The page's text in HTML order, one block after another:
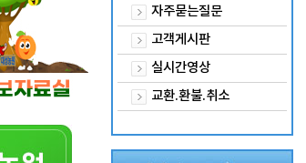
자주묻는질문
고객게시판
실시간영상
교환.환불.취소